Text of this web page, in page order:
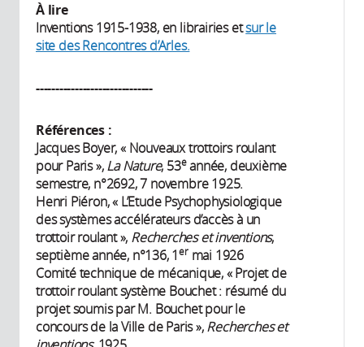
À lire
Inventions 1915-1938, en librairies etsur le
site des Rencontres d’Arles.
------------------------------
Références :
Jacques Boyer, « Nouveaux trottoirs roulant
pour Paris »,La Nature, 53eannée, deuxième
semestre, n°2692, 7 novembre 1925.
Henri Piéron, « L’Etude Psychophysiologique
des systèmes accélérateurs d’accès à un
trottoir roulant », Recherches et inventions,
septième année, n°136, 1ermai 1926
Comité technique de mécanique, « Projet de
trottoir roulant système Bouchet : résumé du
projet soumis par M. Bouchet pour le
concours de la Ville de Paris »,Recherches et